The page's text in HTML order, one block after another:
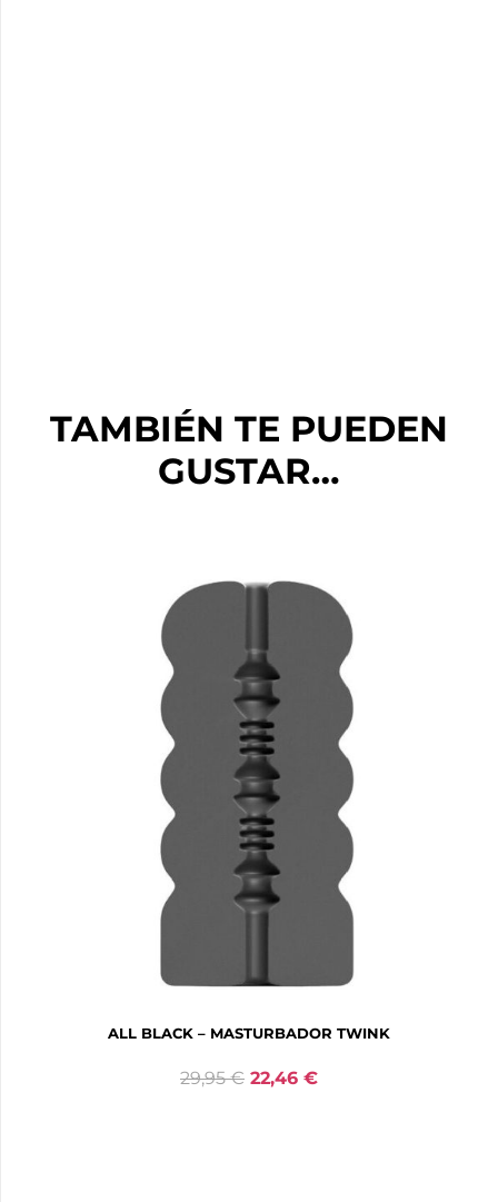
TAMBIÉN TE PUEDEN
GUSTAR…
ALL BLACK – MASTURBADOR TWINK
29,95€ 22,46 €